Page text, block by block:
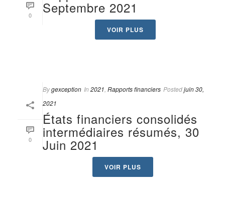
0 Septembre 2021
VOIR PLUS
0
Bygexception In 2021 Rapports financiers Postedjuin 30,
2021
États financiers consolidés
intermédiaires résumés, 30
Juin 2021
VOIR PLUS